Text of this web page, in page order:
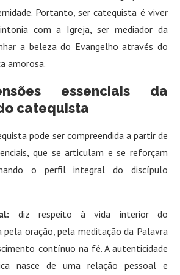
Portanto, ser catequista é viver
com a Igreja, ser mediador da
a beleza do Evangelho através do
amorosa.
essenciais da
catequista
pode ser compreendida a partir de
que se articulam e se reforçam
o perfil integral do discípulo
diz respeito à vida interior do
pela oração, pela meditação da Palavra
contínuo na fé. A autenticidade
nasce de uma relação pessoal e